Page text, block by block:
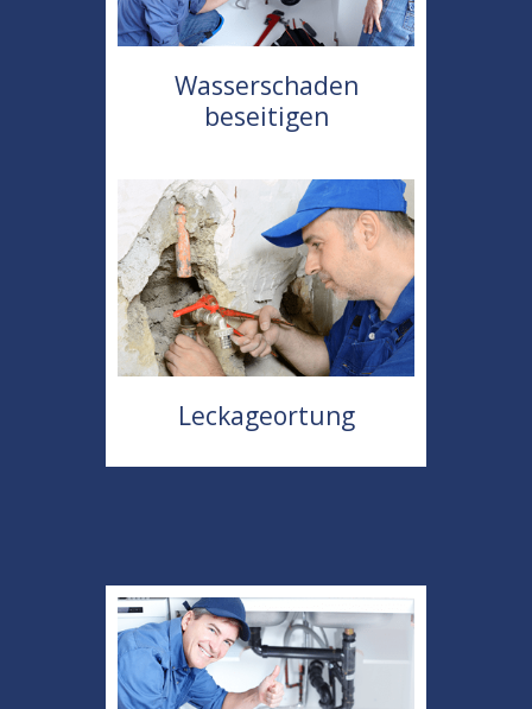
Wasserschaden
beseitigen
Leckageortung